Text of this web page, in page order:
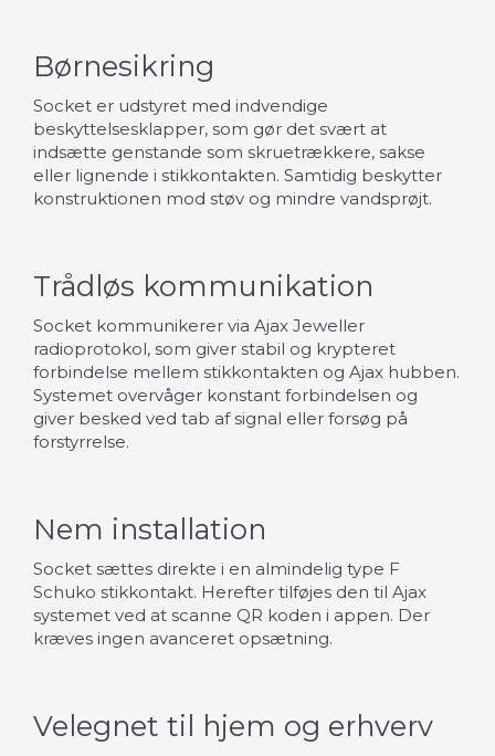
Børnesikring
Socket er udstyret med indvendige
beskyttelsesklapper, som gør det svært at
indsætte genstande som skruetrækkere, sakse
eller lignende i stikkontakten. Samtidig beskytter
konstruktionen mod støv og mindre vandsprøjt.
Trådløs kommunikation
Socket kommunikerer via Ajax Jeweller
radioprotokol, som giver stabil og krypteret
forbindelse mellem stikkontakten og Ajax hubben.
Systemet overvåger konstant forbindelsen og
giver besked ved tab af signal eller forsøg på
forstyrrelse.
Nem installation
Socket sættes direkte i en almindelig type F
Schuko stikkontakt. Herefter tilføjes den til Ajax
systemet ved at scanne QR koden i appen. Der
kræves ingen avanceret opsætning.
Velegnet til hjem og erhverv